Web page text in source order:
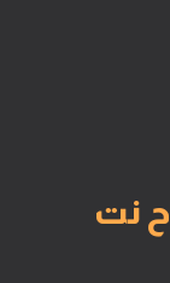
نت